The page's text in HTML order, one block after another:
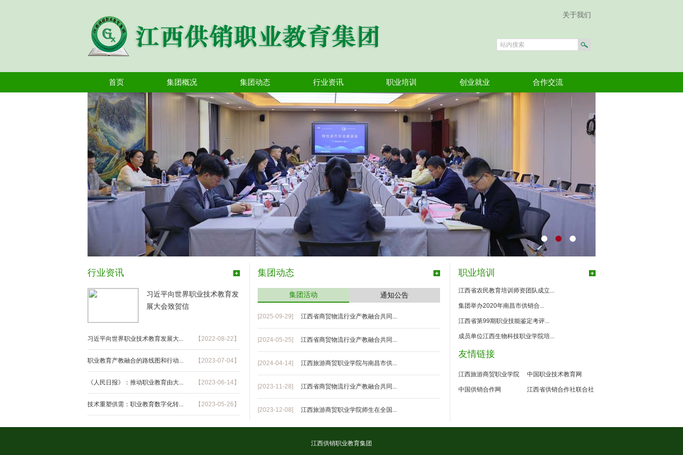
关于我们
首页 集团概况 集团动态 行业资讯 职业培训 创业就业 合作交流
行业资讯
习近平向世界职业技术教育发
展大会致贺信
【2022-08-22】
习近平向世界职业技术教育发展大...
【2023-07-04】
职业教育产教融合的路线图和行动...
【2023-06-14】
《人民日报》：推动职业教育由大...
【2023-05-26】
技术重塑供需：职业教育数字化转...
集团动态
集团活动 通知公告
[2025-09-29] 江西省商贸物流行业产教融合共同...
[2024-05-25] 江西省商贸物流行业产教融合共同...
[2024-04-14] 江西旅游商贸职业学院与南昌市供...
[2023-11-28] 江西省商贸物流行业产教融合共同...
[2023-12-08] 江西旅游商贸职业学院师生在全国...
职业培训
江西省农民教育培训师资团队成立...
集团举办2020年南昌市供销合...
江西省第99期职业技能鉴定考评...
成员单位江西生物科技职业学院培...
友情链接
江西旅游商贸职业学院 中国职业技术教育网
中国供销合作网 江西省供销合作社联合社
江西供销职业教育集团